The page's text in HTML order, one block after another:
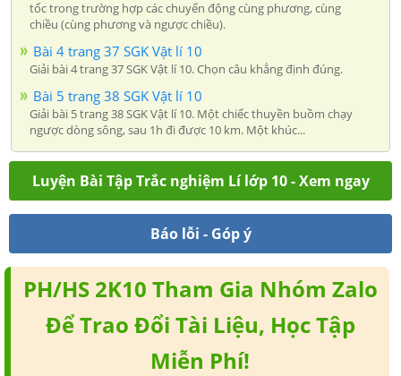
tốc trong trường hợp các chuyển động cùng phương, cùng
chiều (cùng phương và ngược chiều).
Bài 4 trang 37 SGK Vật lí 10
Giải bài 4 trang 37 SGK Vật lí 10. Chọn câu khẳng định đúng.
Bài 5 trang 38 SGK Vật lí 10
Giải bài 5 trang 38 SGK Vật lí 10. Một chiếc thuyền buồm chạy
ngược dòng sông, sau 1h đi được 10 km. Một khúc...
Luyện Bài Tập Trắc nghiệm Lí lớp 10 - Xem ngay
Báo lỗi - Góp ý
PH/HS 2K10 Tham Gia Nhóm Zalo
Để Trao Đổi Tài Liệu, Học Tập
Miễn Phí!